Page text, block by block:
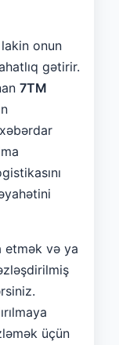
onun
gətirir.
7TM
etmək və ya
üçün